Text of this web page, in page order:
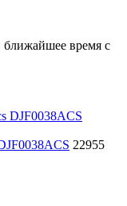
время с
22955